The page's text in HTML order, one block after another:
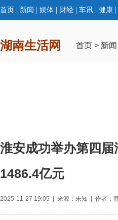
首页 新闻 娱体 财经 车讯 健康
湖南生活网 首页 > 新闻
淮安成功举办第四
1486.4亿元
2025-11-27 19:05 | 来源：未知 | 作者：